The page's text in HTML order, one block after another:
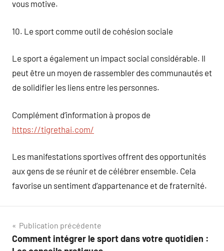
vous motive.
10. Le sport comme outil de cohésion sociale
Le sport a également un impact social considérable. Il
peut être un moyen de rassembler des communautés et
de solidifier les liens entre les personnes.
Complément d’information à propos de
https://tigrethai.com/
Les manifestations sportives offrent des opportunités
aux gens de se réunir et de célébrer ensemble. Cela
favorise un sentiment d’appartenance et de fraternité.
Navigation
de
Publication précédente
Comment intégrer le sport dans votre quotidien :